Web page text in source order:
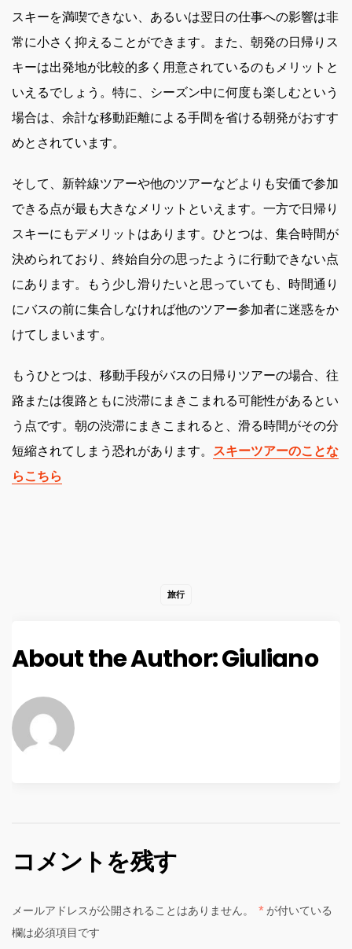
スキーを満喫できない、あるいは翌日の仕事への影響は非
常に小さく抑えることができます。また、朝発の日帰りス
キーは出発地が比較的多く用意されているのもメリットと
いえるでしょう。特に、シーズン中に何度も楽しむという
場合は、余計な移動距離による手間を省ける朝発がおすす
めとされています。
そして、新幹線ツアーや他のツアーなどよりも安価で参加
できる点が最も大きなメリットといえます。一方で日帰り
スキーにもデメリットはあります。ひとつは、集合時間が
決められており、終始自分の思ったように行動できない点
にあります。もう少し滑りたいと思っていても、時間通り
にバスの前に集合しなければ他のツアー参加者に迷惑をか
けてしまいます。
もうひとつは、移動手段がバスの日帰りツアーの場合、往
路または復路ともに渋滞にまきこまれる可能性があるとい
う点です。朝の渋滞にまきこまれると、滑る時間がその分
短縮されてしまう恐れがあります。 スキーツアーのことな
らこちら
旅行
About the Author:Giuliano
コメントを残す
メールアドレスが公開されることはありません。 * が付いている
欄は必須項目です